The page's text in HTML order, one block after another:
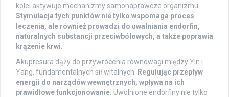
kolei aktywuje mechanizmy samonaprawcze organizmu.
Stymulacja tych punktów nie tylko wspomaga proces
leczenia, ale również prowadzi do uwalniania endorfin,
naturalnych substancji przeciwbólowych, a także poprawia
krążenie krwi.
Akupresura dąży do przywrócenia równowagi między Yin i
Yang, fundamentalnych sił witalnych. Regulując przepływ
energii do narządów wewnętrznych, wpływa na ich
prawidłowe funkcjonowanie. Uwolnione endorfiny nie tylko